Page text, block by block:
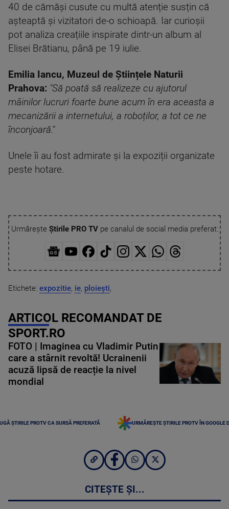
40 de cămăși cusute cu multă atenție susțin că
așteaptă și vizitatori de-o schioapă. Iar curioșii
pot analiza creațiile inspirate dintr-un album al
Elisei Brătianu, până pe 19 iulie.
Emilia Iancu, Muzeul de Științele Naturii
Prahova: "Să poată să realizeze cu ajutorul
mâinilor lucruri foarte bune acum în era aceasta a
mecanizării a internetului, a roboților, a tot ce ne
înconjoară."
Unele îi au fost admirate și la expoziții organizate
peste hotare.
Urmărește Știrile PRO TVpe canalul de social media preferat:
Etichete: expozitie, ie, ploiești,
ARTICOL RECOMANDAT DE
SPORT.RO
FOTO | Imaginea cu Vladimir Putin
care a stârnit revoltă! Ucrainenii
acuză lipsă de reacție la nivel
mondial
ȘTIRILE PROTV CA SURSĂ PREFERATĂ URMĂREȘTE ȘTIRILE PROTV ÎN GOOGLE
CITEȘTE ȘI...